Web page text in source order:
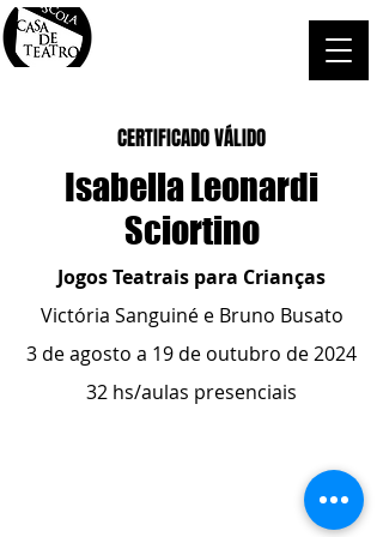
CERTIFICADO VÁLIDO
Isabella Leonardi
Sciortino
Jogos Teatrais para Crianças
Victória Sanguiné e Bruno Busato
3 de agosto a 19 de outubro de 2024
32 hs/aulas presenciais
- whatsapp
contato@casadeteatropoa.com.br